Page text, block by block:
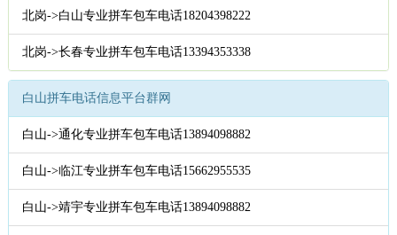
北岗->白山专业拼车包车电话18204398222
北岗->长春专业拼车包车电话13394353338
白山拼车电话信息平台群网
白山->通化专业拼车包车电话13894098882
白山->临江专业拼车包车电话15662955535
白山->靖宇专业拼车包车电话13894098882